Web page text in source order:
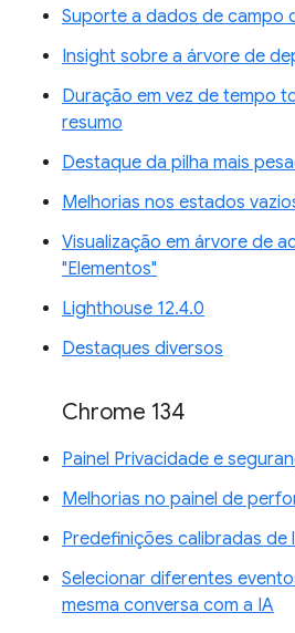
Suporte a dados de campo
Insight sobre a árvore de
Duração em vez de tempo
resumo
Destaque da pilha mais
Melhorias nos estados
Visualização em árvore de
"Elementos"
Lighthouse 12.4.0
Destaques diversos
Chrome 134
Painel Privacidade e
Melhorias no painel de
Predefinições calibradas de
Selecionar diferentes
mesma conversa com a IA